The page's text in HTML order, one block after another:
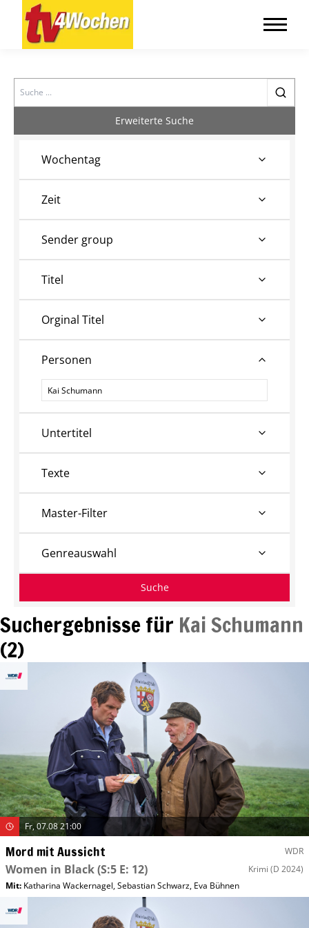
Search
Suchergebnisse für Kai Schumann
(2)
Fr, 07.08 21:00
Mord mit Aussicht WDR
Women in Black(S:5 E: 12) Krimi (D 2024)
Mit: Katharina Wackernagel,Sebastian Schwarz, Eva Bühnen
Erweiterte Suche
Wochentag
Zeit
Sender group
Titel
Orginal Titel
Personen
Personen
Untertitel
Texte
Master-Filter
Genreauswahl
Suche